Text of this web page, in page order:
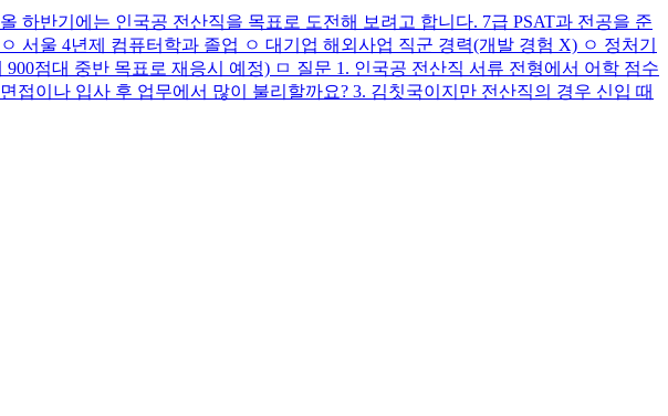
하반기에는 인국공 전산직을 목표로 도전해 보려고 합니다. 7급 PSAT과 전공을 준
서울 4년제 컴퓨터학과 졸업 ㅇ 대기업 해외사업 직군 경력(개발 경험 X) ㅇ 정처기
점대 중반 목표로 재응시 예정) ㅁ 질문 1. 인국공 전산직 서류 전형에서 어학 점수
이나 입사 후 업무에서 많이 불리할까요? 3. 김칫국이지만 전산직의 경우 신입 때